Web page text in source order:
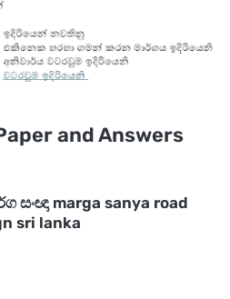
and Answers
සංඥා marga sanya road
sri lanka